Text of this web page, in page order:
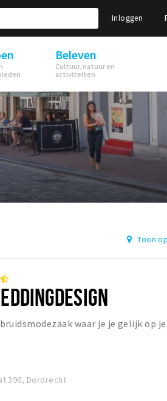
Inloggen
Beleven
Cultuur, natuur en
activiteiten
Toon
waar je je gelijk op
396, Dordrecht